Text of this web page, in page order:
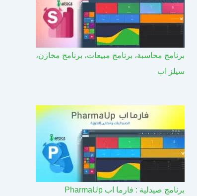
برنامج محاسبة، برنامج مبيعات، برنامج مخازن،
سيلز اب
برنامج صيدلية : فارما اب PharmaUp​